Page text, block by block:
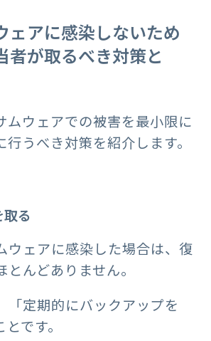
ェアに感染しないため
者が取るべき対策と
ムウェアでの被害を最小限に
うべき対策を紹介します。
る
ウェアに感染した場合は、復
んどありません。
「定期的にバックアップを
です。